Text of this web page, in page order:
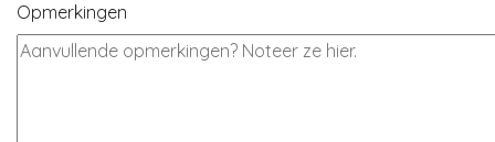
Opmerkingen